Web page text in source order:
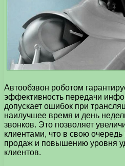
Автообзвон роботом
эффективность передачи
допускает ошибок при
наилучшее время и день
звонков. Это позволяет
клиентами, что в свою
продаж и повышению уровня
клиентов.